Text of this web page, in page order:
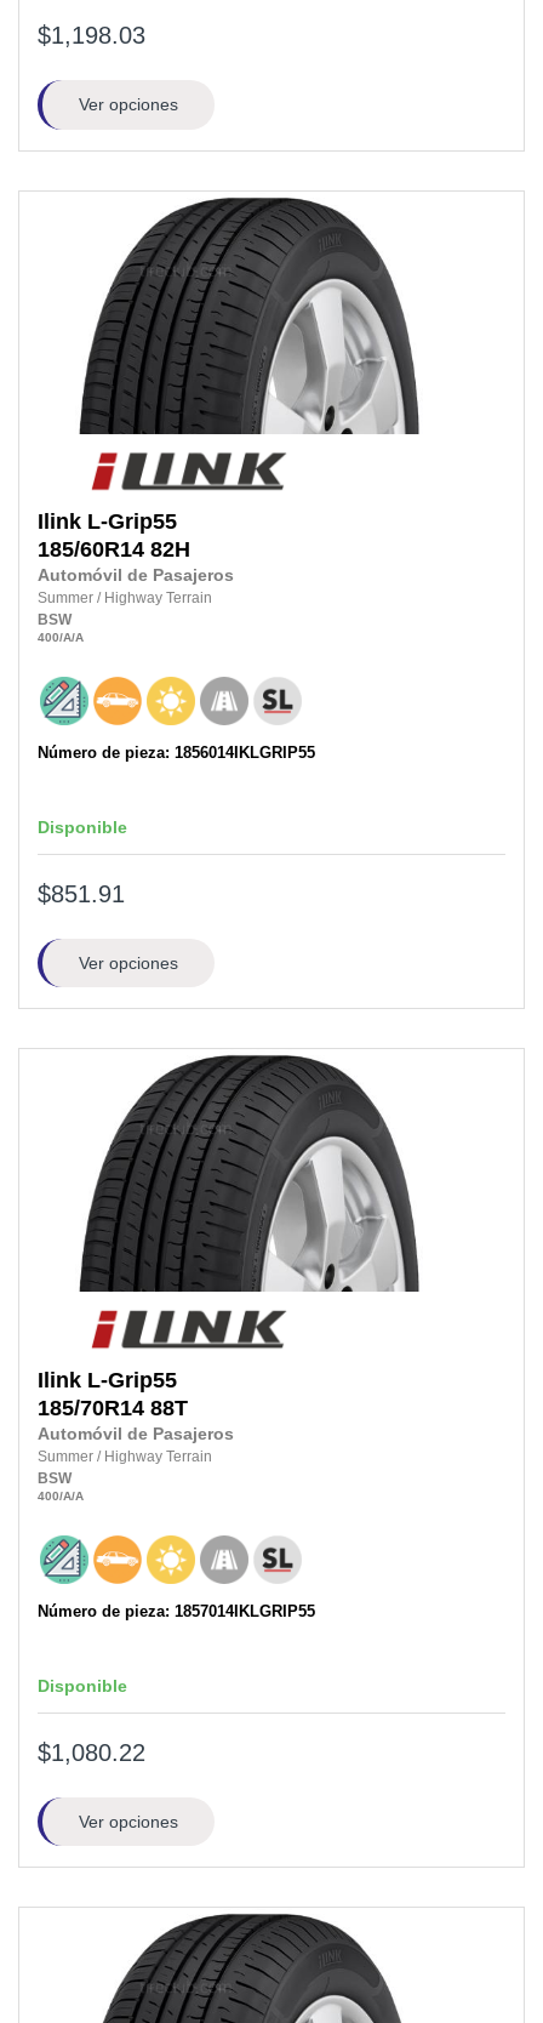
$1,198.03
Ver opciones
Ilink L-Grip55
185/60R14 82H
Automóvil de Pasajeros
Summer / Highway Terrain
BSW
400/A/A
Número de pieza: 1856014IKLGRIP55
Disponible
$851.91
Ver opciones
Ilink L-Grip55
185/70R14 88T
Automóvil de Pasajeros
Summer / Highway Terrain
BSW
400/A/A
Número de pieza: 1857014IKLGRIP55
Disponible
$1,080.22
Ver opciones